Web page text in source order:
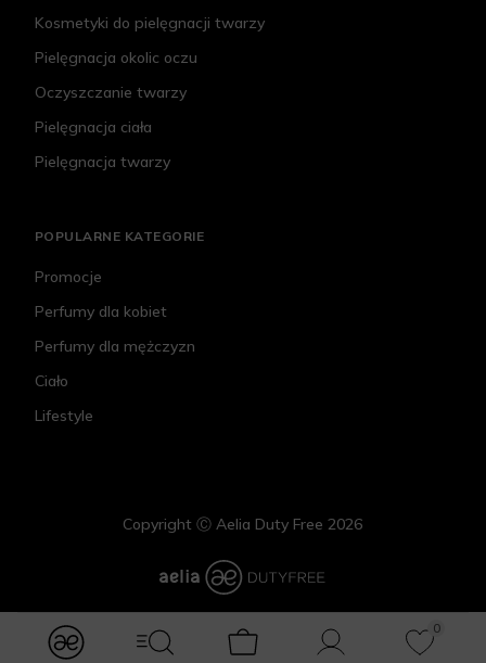
modules.Navbar.menuLabels.logo
modules.Navbar.menuLabels.menuWithSearch
Koszyk Konto
0
Ulubione
Kosmetyki do pielęgnacji twarzy
Pielęgnacja okolic oczu
Oczyszczanie twarzy
Pielęgnacja ciała
Pielęgnacja twarzy
POPULARNE KATEGORIE
Promocje
Perfumy dla kobiet
Perfumy dla mężczyzn
Ciało
Lifestyle
Copyright Ⓒ Aelia Duty Free 2026